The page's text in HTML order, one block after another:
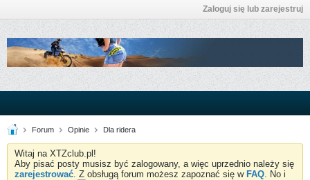
Zaloguj się lub zarejestruj
Forum Opinie Dla ridera
Witaj na XTZclub.pl!
Aby pisać posty musisz być zalogowany, a więc uprzednio należy się
zarejestrować. Z obsługą forum możesz zapoznać się w FAQ. No i